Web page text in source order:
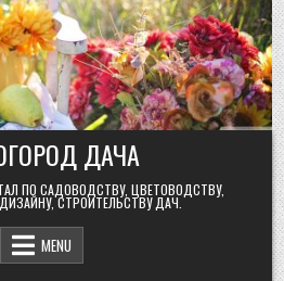
ДАЧА
ПО САДОВОДСТВУ, ЦВЕТОВОДСТВУ,
СТРОИТЕЛЬСТВУ ДАЧ.
MENU